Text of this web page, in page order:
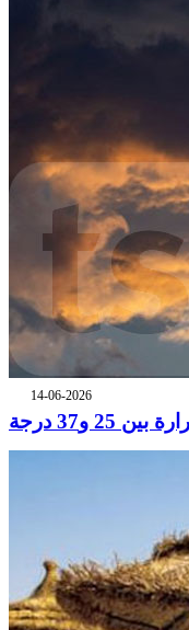
14-06-2026
و37 درجة